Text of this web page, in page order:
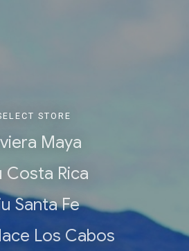
STORE
Maya
Costa Rica
Santa Fe
Los Cabos